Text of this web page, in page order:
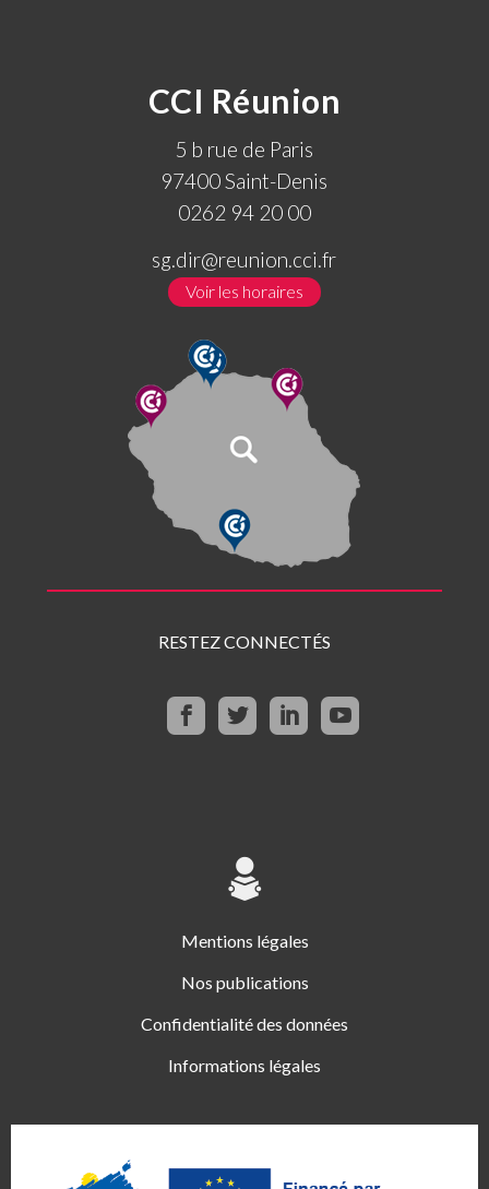
CCI Réunion
5 b rue de Paris
97400 Saint-Denis
0262 94 20 00
sg.dir@reunion.cci.fr
Voir les horaires
RESTEZ CONNECTÉS
Mentions légales
Nos publications
Confidentialité des données
Informations légales